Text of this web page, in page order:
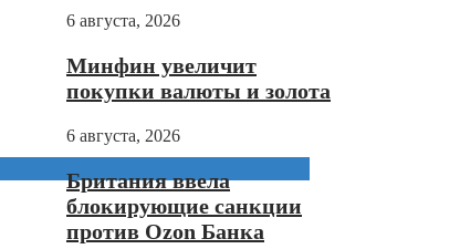
6 августа, 2026
Минфин увеличит
покупки валюты и золота
6 августа, 2026
Британия ввела
блокирующие санкции
против Ozon Банка